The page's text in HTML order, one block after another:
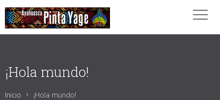
¡Hola mundo!
Inicio ¡Hola mundo!